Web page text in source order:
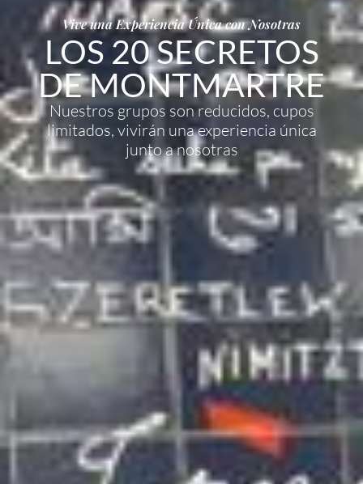
Vive una Experiencia Única con Nosotras
LOS 20 SECRETOS
DE MONTMARTRE
Nuestros grupos son reducidos, cupos
limitados, vivirán una experiencia única
junto a nosotras